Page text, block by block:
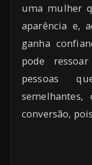
uma mulher
aparência e,
ganha
pode
pessoas
conversão,